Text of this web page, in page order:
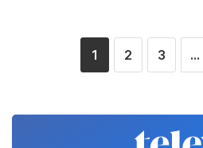
1 2 3 ...